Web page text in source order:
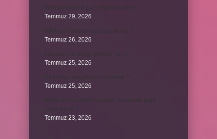
Temmuz 29, 2026
Temmuz 26, 2026
Temmuz 25, 2026
Temmuz 25, 2026
Temmuz 23, 2026